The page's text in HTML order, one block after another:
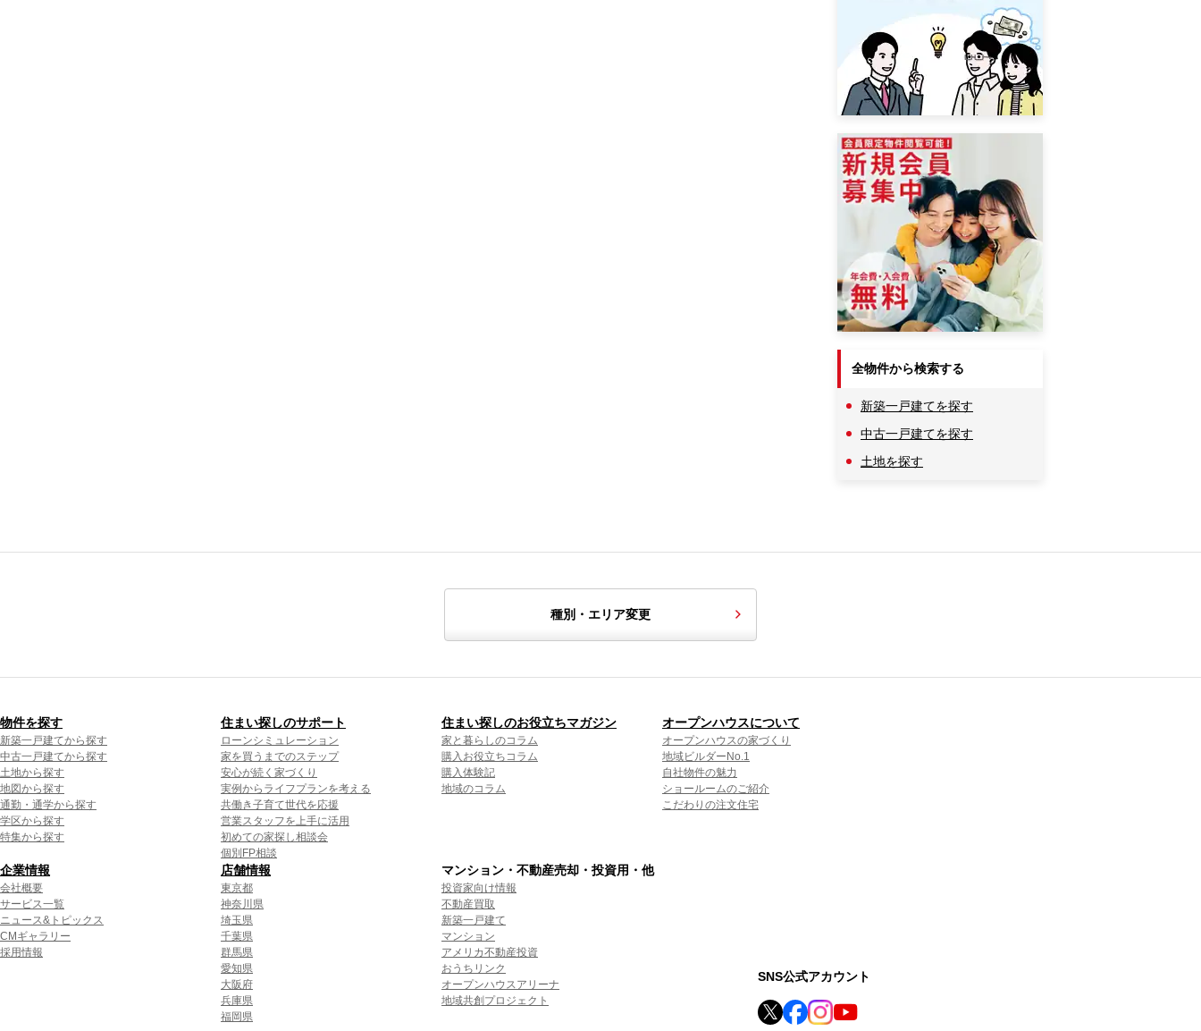
全物件から検索する
新築一戸建てを探す
中古一戸建てを探す
土地を探す
種別・エリア変更
物件を探す
新築一戸建てから探す
中古一戸建てから探す
土地から探す
地図から探す
通勤・通学から探す
学区から探す
特集から探す
住まい探しのサポート
ローンシミュレーション
家を買うまでのステップ
安心が続く家づくり
実例からライフプランを考える
共働き子育て世代を応援
営業スタッフを上手に活用
初めての家探し相談会
個別FP相談
住まい探しのお役立ちマガジン
家と暮らしのコラム
購入お役立ちコラム
購入体験記
地域のコラム
オープンハウスについて
オープンハウスの家づくり
地域ビルダーNo.1
自社物件の魅力
ショールームのご紹介
こだわりの注文住宅
企業情報
会社概要
サービス一覧
ニュース&トピックス
CMギャラリー
採用情報
店舗情報
東京都
神奈川県
埼玉県
千葉県
群馬県
愛知県
大阪府
兵庫県
福岡県
マンション・不動産売却・投資用・他
投資家向け情報
不動産買取
新築一戸建て
マンション
アメリカ不動産投資
おうちリンク
オープンハウスアリーナ
地域共創プロジェクト
SNS公式アカウント